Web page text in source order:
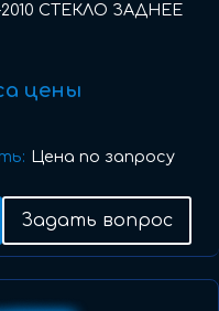
2010 СТЕКЛО ЗАДНЕЕ
цены
Цена по запросу
Задать вопрос